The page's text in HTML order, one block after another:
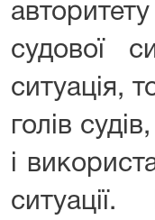
судової
ситуація,
голів
і